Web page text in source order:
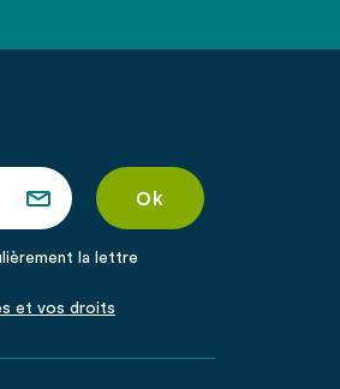
la lettre
et vos droits